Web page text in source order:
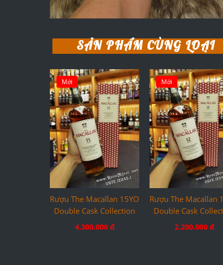
SẢN PHẨM CÙNG LOẠI
Mới
Rượu The Macallan 15YO
Double Cask Collection
4.300.000 đ
Mới
Rượu The Macallan
Double Cask
2.200.000 đ